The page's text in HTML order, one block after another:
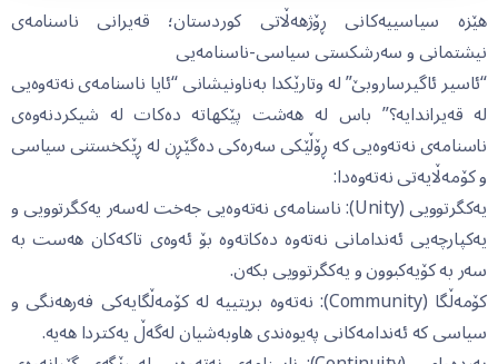
هێزە سیاسییەکانی ڕۆژهەڵاتی کوردستان؛ قەیرانی ناسنامەی
نیشتمانی و سەرشکستی سیاسی-ناسنامەیی
“ئاسیر ئاگیرساروبێ” لە وتارێکدا بەناونیشانی “ئایا ناسنامەی نەتەوەیی
لە قەیراندایە؟” باس لە هەشت پێکهاتە دەکات لە شیکردنەوەی
ناسنامەی نەتەوەیی کە ڕۆڵێکی سەرەکی دەگێڕن لە ڕێکخستنی سیاسی
و کۆمەڵایەتی نەتەوەدا:
یەکگرتوویی (Unity): ناسنامەی نەتەوەیی جەخت لەسەر یەکگرتوویی و
یەکپارچەیی ئەندامانی نەتەوە دەکاتەوە بۆ ئەوەی تاکەکان هەست بە
سەر بە کۆیەکبوون و یەکگرتوویی بکەن.
کۆمەڵگا (Community): نەتەوە بریتییە لە کۆمەڵگایەکی فەرهەنگی و
سیاسی کە ئەندامەکانی پەیوەندی هاوبەشیان لەگەڵ یەکتردا هەیە.